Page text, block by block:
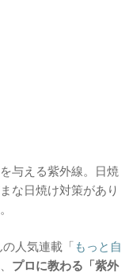
与える紫外線。日焼
な日焼け対策があり
人気連載「 もっと自
プロに教わる「紫外